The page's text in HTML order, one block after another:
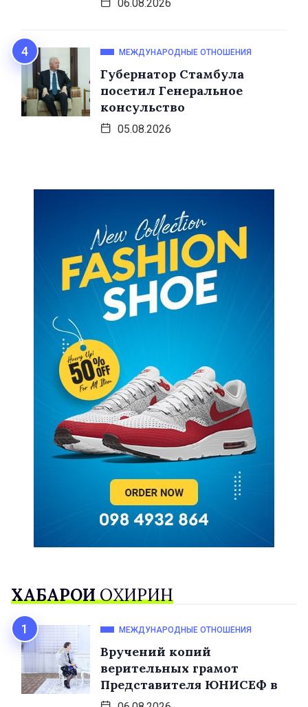
06.08.2026
МЕЖДУНАРОДНЫЕ ОТНОШЕНИЯ
Губернатор Стамбула
посетил Генеральное
консульство
05.08.2026
ХАБАРҲОИОХИРИН
МЕЖДУНАРОДНЫЕ ОТНОШЕНИЯ
Вручений копий
верительных грамот
Представителя ЮНИСЕФ в